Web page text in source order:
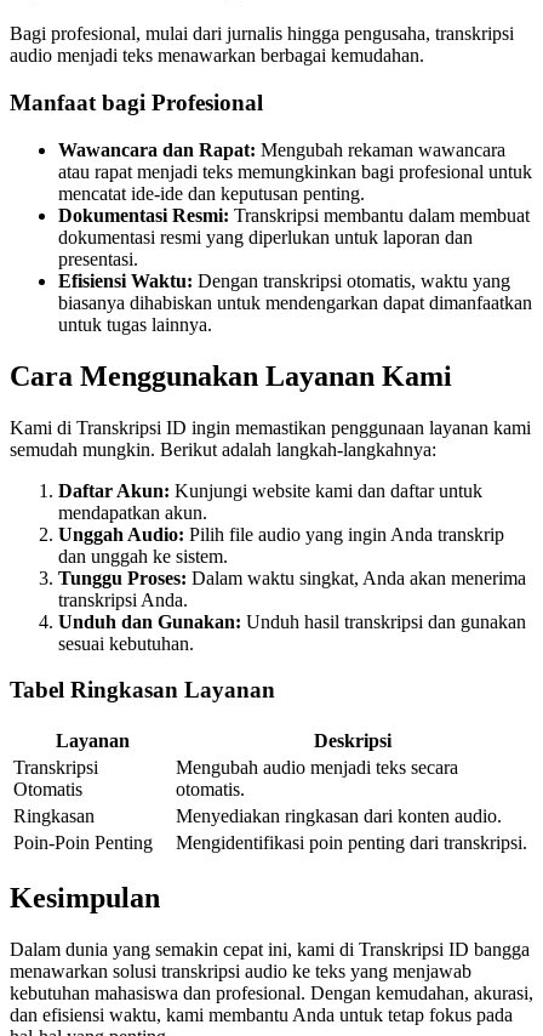
Bagi profesional, mulai dari jurnalis hingga pengusaha, transkripsi
audio menjadi teks menawarkan berbagai kemudahan.
Manfaat bagi Profesional
Wawancara dan Rapat: Mengubah rekaman wawancara
atau rapat menjadi teks memungkinkan bagi profesional untuk
mencatat ide-ide dan keputusan penting.
Dokumentasi Resmi: Transkripsi membantu dalam membuat
dokumentasi resmi yang diperlukan untuk laporan dan
presentasi.
Efisiensi Waktu: Dengan transkripsi otomatis, waktu yang
biasanya dihabiskan untuk mendengarkan dapat dimanfaatkan
untuk tugas lainnya.
Cara Menggunakan Layanan Kami
Kami di Transkripsi ID ingin memastikan penggunaan layanan kami
semudah mungkin. Berikut adalah langkah-langkahnya:
Daftar Akun: Kunjungi website kami dan daftar untuk
mendapatkan akun.
Unggah Audio: Pilih file audio yang ingin Anda transkrip
dan unggah ke sistem.
Tunggu Proses: Dalam waktu singkat, Anda akan menerima
transkripsi Anda.
Unduh dan Gunakan: Unduh hasil transkripsi dan gunakan
sesuai kebutuhan.
Tabel Ringkasan Layanan
Layanan
Deskripsi
Transkripsi
Otomatis
Mengubah audio menjadi teks secara
otomatis.
Ringkasan
Menyediakan ringkasan dari konten audio.
Poin-Poin Penting
Mengidentifikasi poin penting dari transkripsi.
Kesimpulan
Dalam dunia yang semakin cepat ini, kami di Transkripsi ID bangga
menawarkan solusi transkripsi audio ke teks yang menjawab
kebutuhan mahasiswa dan profesional. Dengan kemudahan, akurasi,
dan efisiensi waktu, kami membantu Anda untuk tetap fokus pada